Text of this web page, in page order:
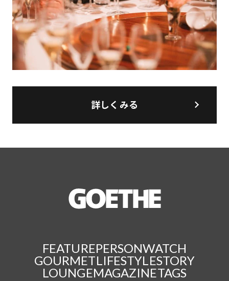
詳しくみる
FEATUREPERSONWATCH
GOURMETLIFESTYLESTORY
LOUNGEMAGAZINETAGS